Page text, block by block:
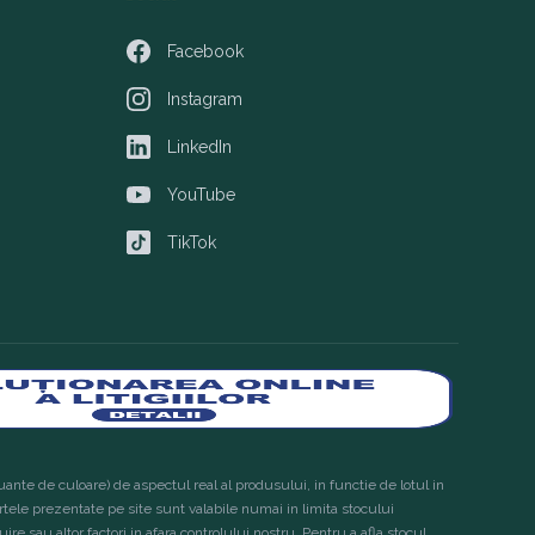
Facebook
Facebook
Instagram
Instagram
LinkedIn
LinkedIn
YouTube
YouTube
TikTok
TikTok
de culoare) de aspectul real al produsului, in functie de lotul in
prezentate pe site sunt valabile numai in limita stocului